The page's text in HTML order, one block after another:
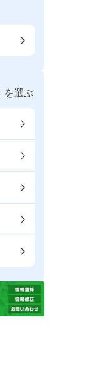
を選ぶ